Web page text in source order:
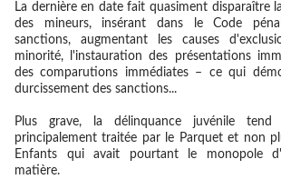
La dernière en date fait quasiment disparaître
des mineurs, insérant dans le Code
sanctions, augmentant les causes
minorité, l'instauration des présentations
des comparutions immédiates – ce qui
durcissement des sanctions...
Plus grave, la délinquance juvénile
principalement traitée par le Parquetet non
Enfants qui avait pourtant le monopole
matière.